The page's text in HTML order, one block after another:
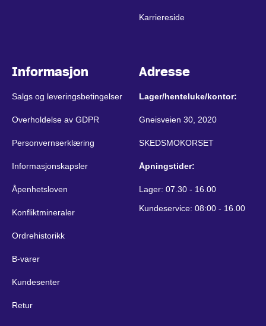
Karriereside
Informasjon
Salgs og leveringsbetingelser
Overholdelse av GDPR
Personvernserklæring
Informasjonskapsler
Åpenhetsloven
Konfliktmineraler
Ordrehistorikk
B-varer
Kundesenter
Retur
Adresse
Lager/henteluke/kontor:
Gneisveien 30, 2020
SKEDSMOKORSET
Åpningstider:
Lager: 07.30 - 16.00
Kundeservice: 08:00 - 16.00